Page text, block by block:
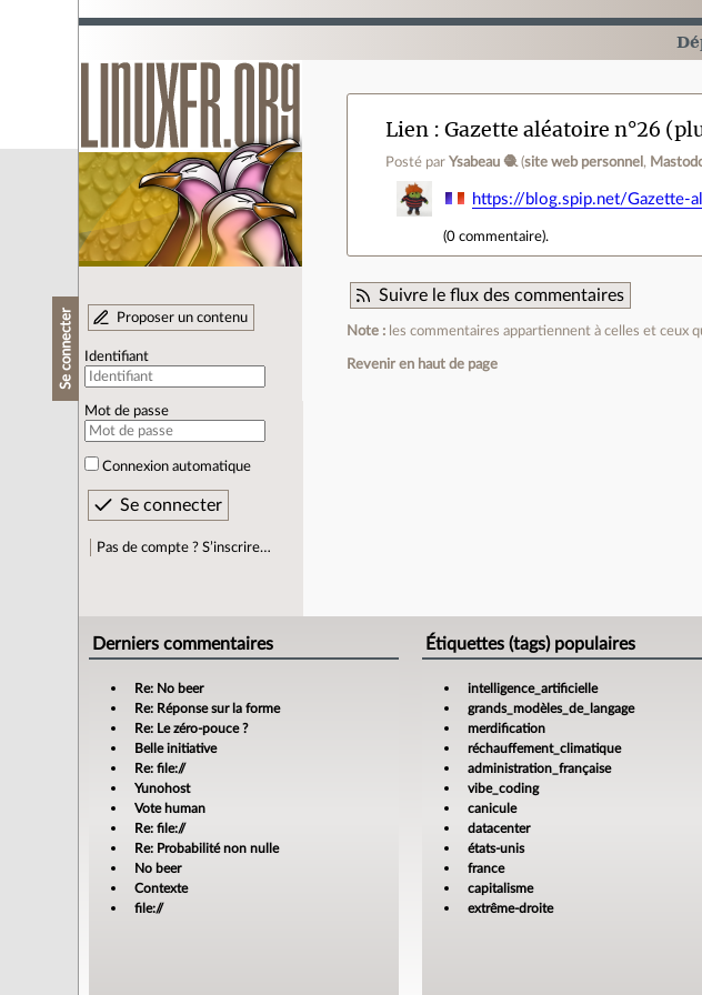
Se connecter Proposer un contenu
Identifiant
Mot de passe
Connexion automatique
Pas de compte ? S’inscrire…
Lien Gazette aléatoire n°26
Posté parYsabeau 🧶 (site web personnel ,
https://blog.spip.net/Gazette-
(0 commentaire).
Suivre le flux des commentaires
Note : les commentaires appartiennent à celles et ceux
Revenir en haut de page
Derniers commentaires
Re: No beer
Re: Réponse sur la forme
Re: Le zéro-pouce ?
Belle initiative
Re: file://
Yunohost
Vote human
Re: file://
Re: Probabilité non nulle
No beer
Contexte
file://
Étiquettes (tags) populaires
intelligence_artificielle
grands_modèles_de_langage
merdification
réchauffement_climatique
administration_française
vibe_coding
canicule
datacenter
états-unis
france
capitalisme
extrême-droite